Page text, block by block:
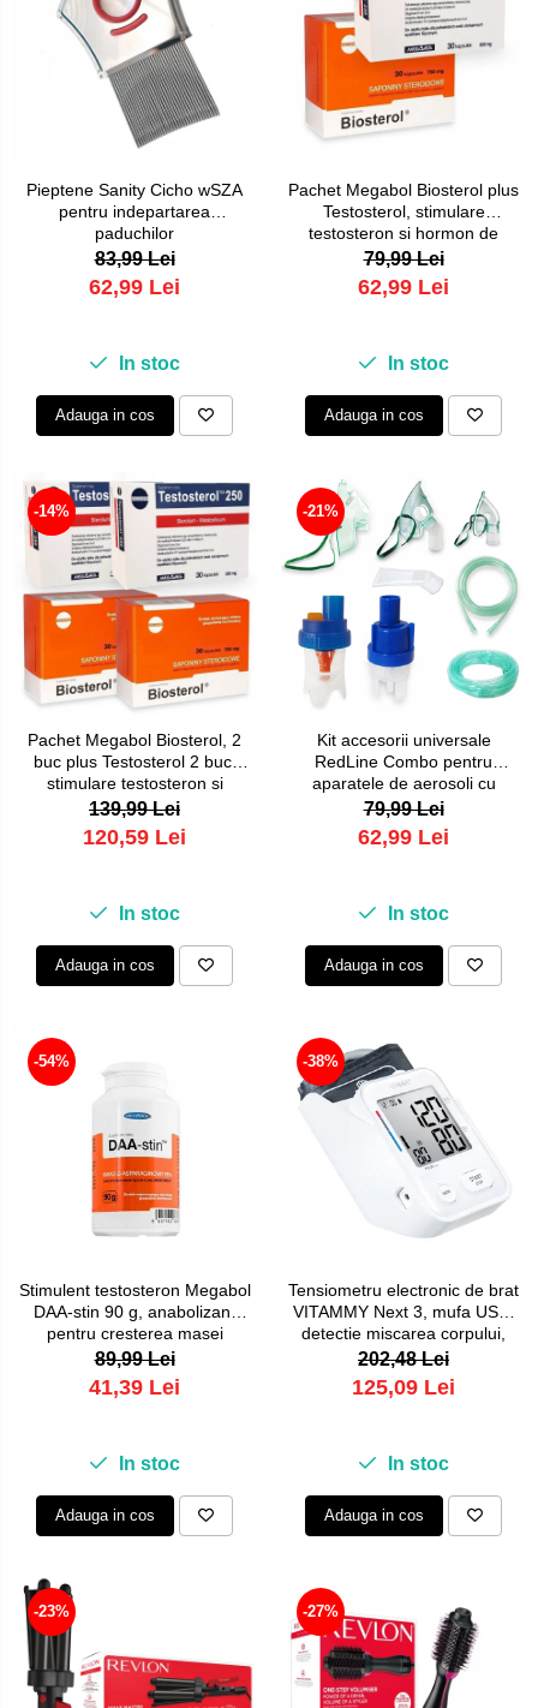
Pieptene Sanity Cicho wSZA
pentru indepartarea
paduchilor
83,99 Lei
62,99 Lei
In stoc
Adauga in cos
Pachet Megabol Biosterol plus
Testosterol, stimulare
testosteron si hormon de
crestere, inhibare estrogen
79,99 Lei
62,99 Lei
In stoc
Adauga in cos
-14%
Pachet Megabol Biosterol, 2
buc plus Testosterol 2 buc,
stimulare testosteron si
hormon de crestere, inhibare
estrogen
139,99 Lei
120,59 Lei
In stoc
Adauga in cos
-21%
Kit accesorii universale
RedLine Combo pentru
aparatele de aerosoli cu
compresor, 2 pahare de
nebulizare, furtun 6m si 2m
79,99 Lei
62,99 Lei
In stoc
Adauga in cos
-54%
Stimulent testosteron Megabol
DAA-stin 90 g, anabolizant
pentru cresterea masei
musculare
89,99 Lei
41,39 Lei
In stoc
Adauga in cos
-38%
Tensiometru electronic de brat
VITAMMY Next 3, mufa USB,
detectie miscarea corpului,
memorare 2 utilizatori,
manseta 22-40 cm, Alb
202,48 Lei
125,09 Lei
In stoc
Adauga in cos
-23% -27%